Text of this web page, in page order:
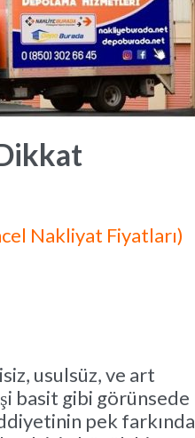
Nakliyat Fiyatları)
usulsüz, ve art
basit gibi görünsede
pek farkında